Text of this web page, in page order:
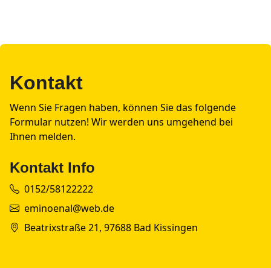
Kontakt
Wenn Sie Fragen haben, können Sie das folgende
Formular nutzen! Wir werden uns umgehend bei
Ihnen melden.
Kontakt Info
0152/58122222
eminoenal@web.de
Beatrixstraße 21, 97688 Bad Kissingen